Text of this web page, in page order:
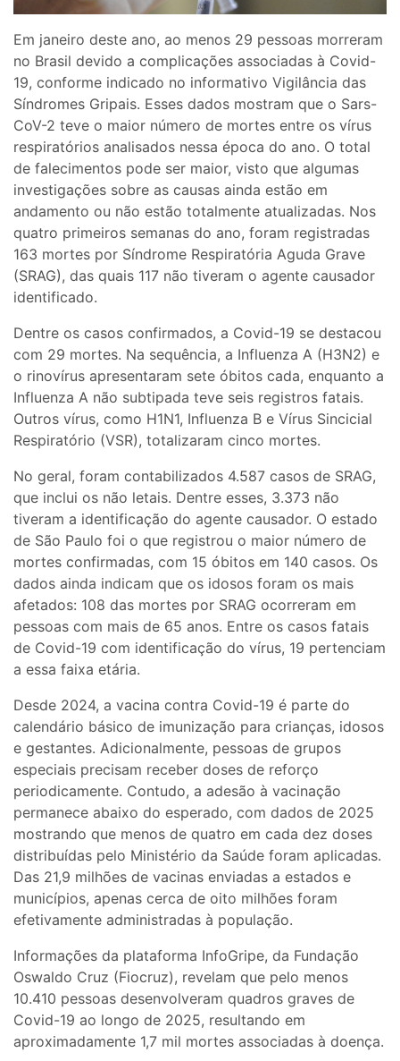
Em janeiro deste ano, ao menos 29 pessoas morreram
no Brasil devido a complicações associadas à Covid-
19, conforme indicado no informativo Vigilância das
Síndromes Gripais. Esses dados mostram que o Sars-
CoV-2 teve o maior número de mortes entre os vírus
respiratórios analisados nessa época do ano. O total
de falecimentos pode ser maior, visto que algumas
investigações sobre as causas ainda estão em
andamento ou não estão totalmente atualizadas. Nos
quatro primeiros semanas do ano, foram registradas
163 mortes por Síndrome Respiratória Aguda Grave
(SRAG), das quais 117 não tiveram o agente causador
identificado.
Dentre os casos confirmados, a Covid-19 se destacou
com 29 mortes. Na sequência, a Influenza A (H3N2) e
o rinovírus apresentaram sete óbitos cada, enquanto a
Influenza A não subtipada teve seis registros fatais.
Outros vírus, como H1N1, Influenza B e Vírus Sincicial
Respiratório (VSR), totalizaram cinco mortes.
No geral, foram contabilizados 4.587 casos de SRAG,
que inclui os não letais. Dentre esses, 3.373 não
tiveram a identificação do agente causador. O estado
de São Paulo foi o que registrou o maior número de
mortes confirmadas, com 15 óbitos em 140 casos. Os
dados ainda indicam que os idosos foram os mais
afetados: 108 das mortes por SRAG ocorreram em
pessoas com mais de 65 anos. Entre os casos fatais
de Covid-19 com identificação do vírus, 19 pertenciam
a essa faixa etária.
Desde 2024, a vacina contra Covid-19 é parte do
calendário básico de imunização para crianças, idosos
e gestantes. Adicionalmente, pessoas de grupos
especiais precisam receber doses de reforço
periodicamente. Contudo, a adesão à vacinação
permanece abaixo do esperado, com dados de 2025
mostrando que menos de quatro em cada dez doses
distribuídas pelo Ministério da Saúde foram aplicadas.
Das 21,9 milhões de vacinas enviadas a estados e
municípios, apenas cerca de oito milhões foram
efetivamente administradas à população.
Informações da plataforma InfoGripe, da Fundação
Oswaldo Cruz (Fiocruz), revelam que pelo menos
10.410 pessoas desenvolveram quadros graves de
Covid-19 ao longo de 2025, resultando em
aproximadamente 1,7 mil mortes associadas à doença.